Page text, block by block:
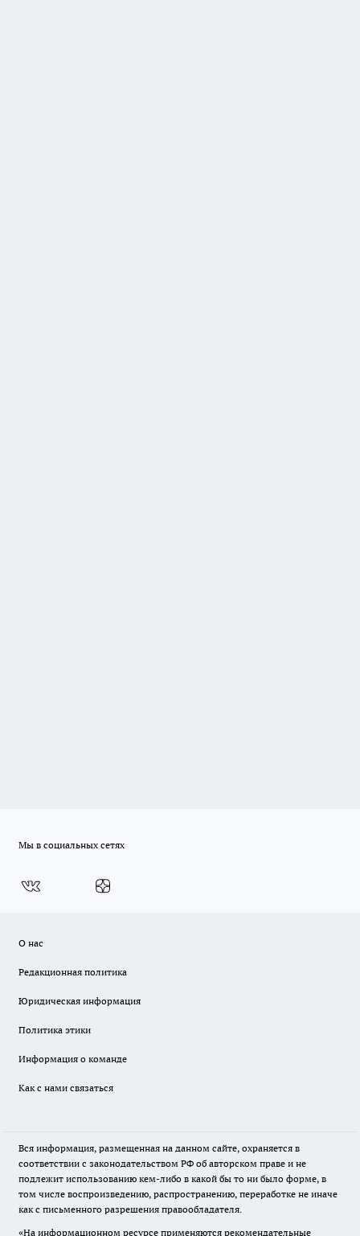
Мы в социальных сетях
О нас
Редакционная политика
Юридическая информация
Политика этики
Информация о команде
Как с нами связаться
Вся информация, размещенная на данном сайте, охраняется в
соответствии с законодательством РФ об авторском праве и не
подлежит использованию кем-либо в какой бы то ни было форме, в
том числе воспроизведению, распространению, переработке не иначе
как с письменного разрешения правообладателя.
«На информационном ресурсе применяются рекомендательные